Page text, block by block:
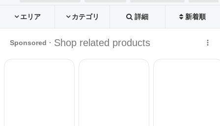
エリア カテゴリ 詳細 新着順